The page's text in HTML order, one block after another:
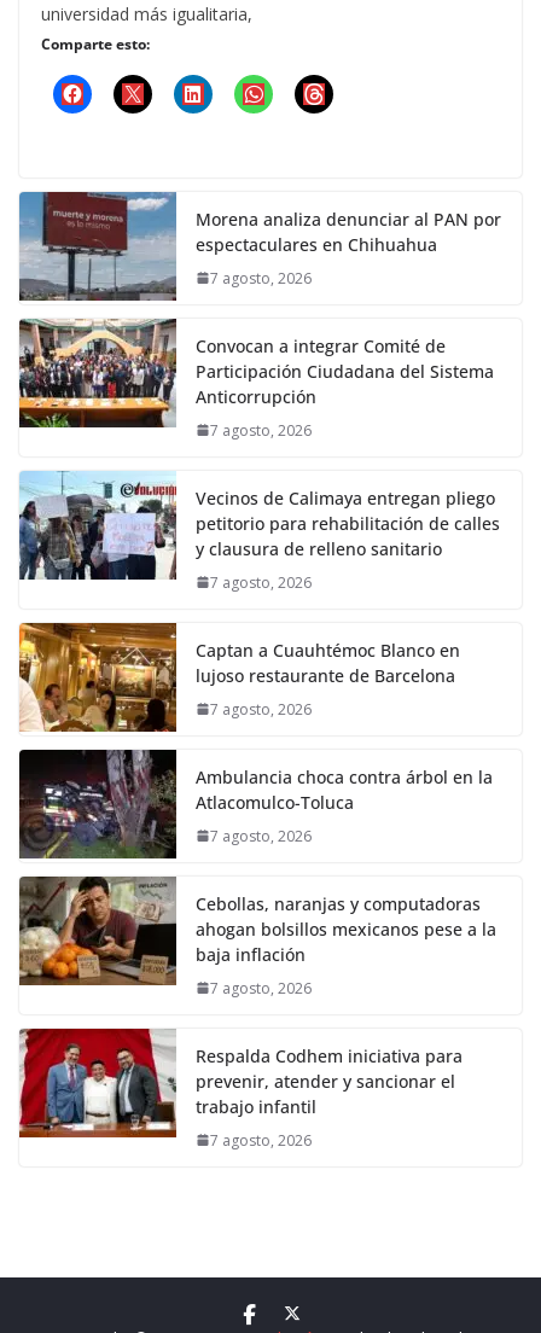
universidad más igualitaria,
Comparte esto:
Morena analiza denunciar al PAN por
espectaculares en Chihuahua
7 agosto, 2026
Convocan a integrar Comité de
Participación Ciudadana del Sistema
Anticorrupción
7 agosto, 2026
Vecinos de Calimaya entregan pliego
petitorio para rehabilitación de calles
y clausura de relleno sanitario
7 agosto, 2026
Captan a Cuauhtémoc Blanco en
lujoso restaurante de Barcelona
7 agosto, 2026
Ambulancia choca contra árbol en la
Atlacomulco-Toluca
7 agosto, 2026
Cebollas, naranjas y computadoras
ahogan bolsillos mexicanos pese a la
baja inflación
7 agosto, 2026
Respalda Codhem iniciativa para
prevenir, atender y sancionar el
trabajo infantil
7 agosto, 2026